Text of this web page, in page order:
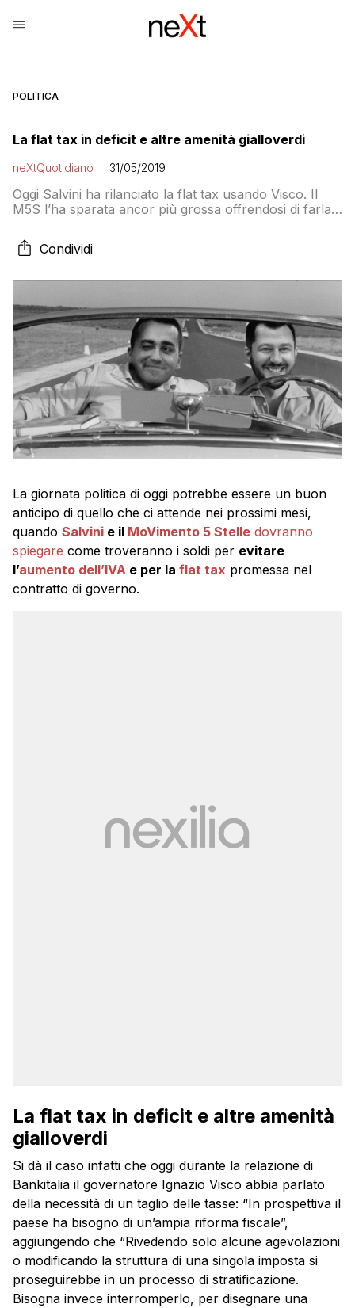
POLITICA
La flat tax in deficit e altre amenità gialloverdi
neXtQuotidiano 31/05/2019
Oggi Salvini ha rilanciato la flat tax usando Visco. Il
M5S l’ha sparata ancor più grossa offrendosi di farla
Che li farà finire ancora peggio
Condividi
La giornata politica di oggi potrebbe essere un buon
anticipo di quello che ci attende nei prossimi mesi,
quando Salvini e il MoVimento 5 Stelle dovranno
spiegare come troveranno i soldi per evitare
l’aumento dell’IVA e per la flat tax promessa nel
contratto di governo.
La flat tax in deficit e altre amenità
gialloverdi
Si dà il caso infatti che oggi durante la relazione di
Bankitalia il governatore Ignazio Visco abbia parlato
della necessità di un taglio delle tasse: “In prospettiva il
paese ha bisogno di un’ampia riforma fiscale”,
aggiungendo che “Rivedendo solo alcune agevolazioni
o modificando la struttura di una singola imposta si
proseguirebbe in un processo di stratificazione.
Bisogna invece interromperlo, per disegnare una